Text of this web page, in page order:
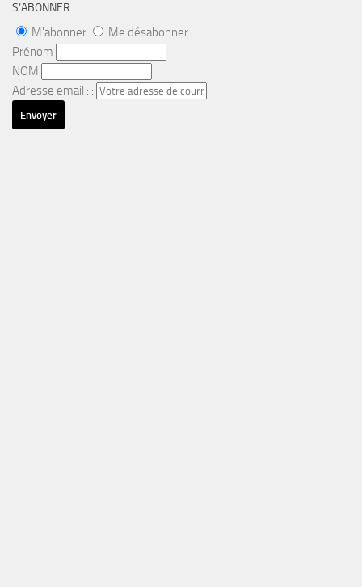
S’ABONNER
M'abonner
Me désabonner
Prénom
NOM
Adresse email : :